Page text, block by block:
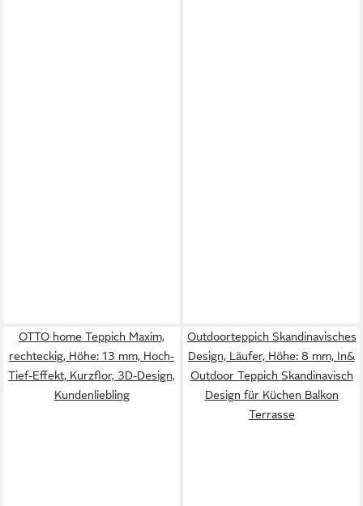
OTTO home Teppich Maxim,
rechteckig, Höhe: 13 mm, Hoch-
Tief-Effekt, Kurzflor, 3D-Design,
Kundenliebling
Outdoorteppich Skandinavisches
Design, Läufer, Höhe: 8 mm, In&
Outdoor Teppich Skandinavisch
Design für Küchen Balkon
Terrasse